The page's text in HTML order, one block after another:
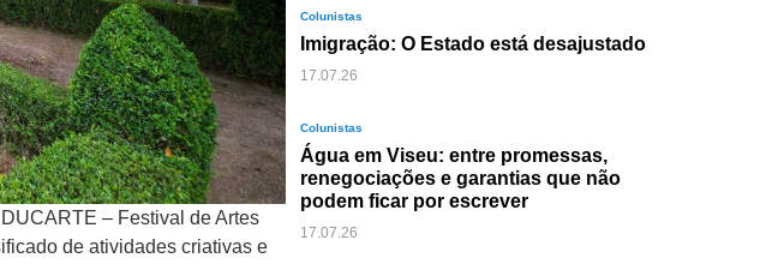
– Festival de Artes
de atividades criativas e
Colunistas
Imigração: O Estado está desajustado
17.07.26
Colunistas
Água em Viseu: entre promessas,
renegociações e garantias que não
podem ficar por escrever
17.07.26